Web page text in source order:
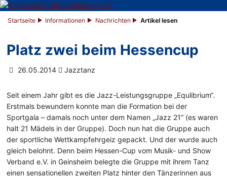
Startseite Informationen Nachrichten Artikel lesen
Platz zwei beim Hessencup
26.05.2014 Jazztanz
Seit einem Jahr gibt es die Jazz-Leistungsgruppe „Equlibrium“.
Erstmals bewundern konnte man die Formation bei der
Sportgala – damals noch unter dem Namen „Jazz 21“ (es waren
halt 21 Mädels in der Gruppe). Doch nun hat die Gruppe auch
der sportliche Wettkampfehrgeiz gepackt. Und der wurde auch
gleich belohnt. Denn beim Hessen-Cup vom Musik- und Show
Verband e.V. in Geinsheim belegte die Gruppe mit ihrem Tanz
einen sensationellen zweiten Platz hinter den Tänzerinnen aus